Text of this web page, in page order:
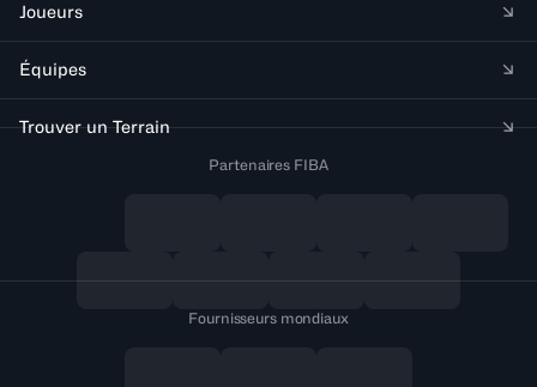
Joueurs
Équipes
Trouver un Terrain
Partenaires FIBA
Fournisseurs mondiaux